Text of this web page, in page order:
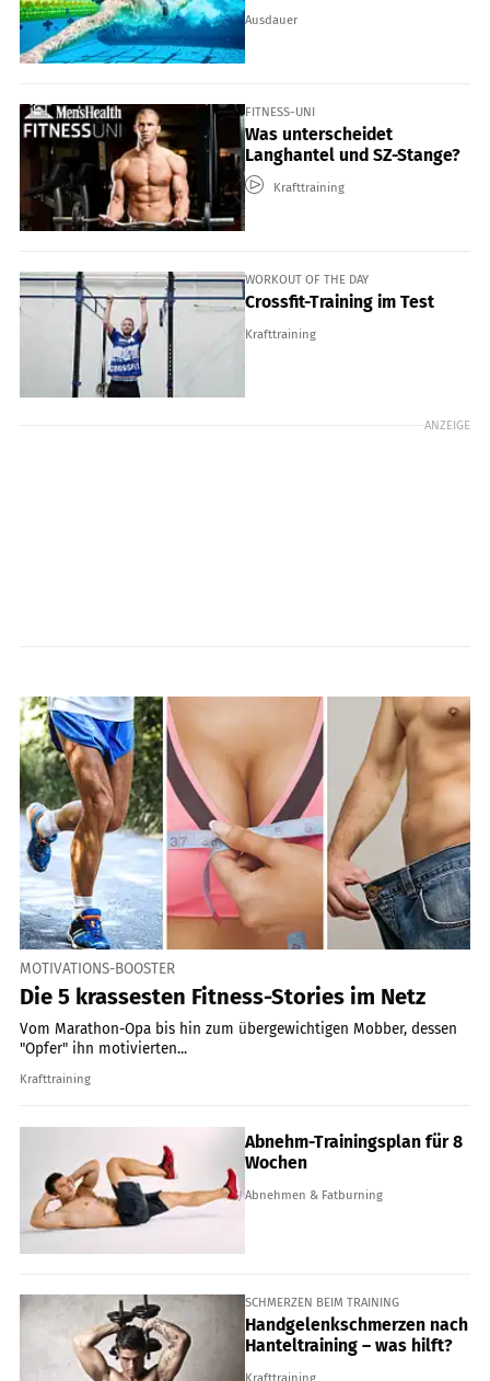
Ausdauer
FITNESS-UNI
Was unterscheidet
Langhantel und SZ-Stange?
Krafttraining
WORKOUT OF THE DAY
Crossfit-Training im Test
Krafttraining
ANZEIGE
MOTIVATIONS-BOOSTER
Die 5 krassesten Fitness-Stories im Netz
Vom Marathon-Opa bis hin zum übergewichtigen Mobber, dessen
"Opfer" ihn motivierten...
Krafttraining
Abnehm-Trainingsplan für 8
Wochen
Abnehmen & Fatburning
SCHMERZEN BEIM TRAINING
Handgelenkschmerzen nach
Hanteltraining – was hilft?
Krafttraining